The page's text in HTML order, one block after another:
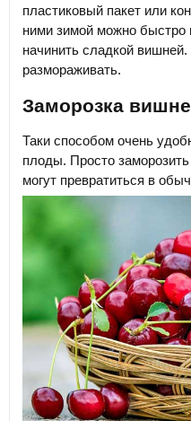
пластиковый пакет или
ними зимой можно быстро
начинить сладкой
размораживать.
Заморозка
Таки способом очень
плоды. Просто
могут превратиться в